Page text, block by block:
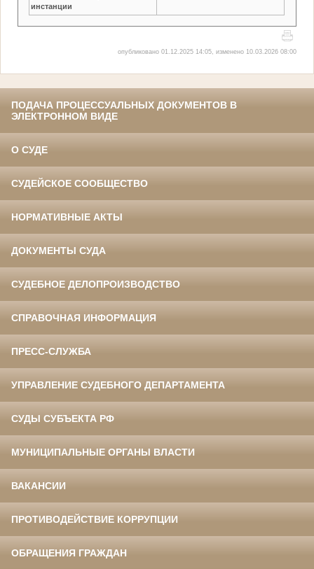
инстанции
опубликовано 01.12.2025 14:05, изменено 10.03.2026 08:00
ПОДАЧА ПРОЦЕССУАЛЬНЫХ ДОКУМЕНТОВ В
ЭЛЕКТРОННОМ ВИДЕ
О СУДЕ
СУДЕЙСКОЕ СООБЩЕСТВО
НОРМАТИВНЫЕ АКТЫ
ДОКУМЕНТЫ СУДА
СУДЕБНОЕ ДЕЛОПРОИЗВОДСТВО
СПРАВОЧНАЯ ИНФОРМАЦИЯ
ПРЕСС-СЛУЖБА
УПРАВЛЕНИЕ СУДЕБНОГО ДЕПАРТАМЕНТА
СУДЫ СУБЪЕКТА РФ
МУНИЦИПАЛЬНЫЕ ОРГАНЫ ВЛАСТИ
ВАКАНСИИ
ПРОТИВОДЕЙСТВИЕ КОРРУПЦИИ
ОБРАЩЕНИЯ ГРАЖДАН